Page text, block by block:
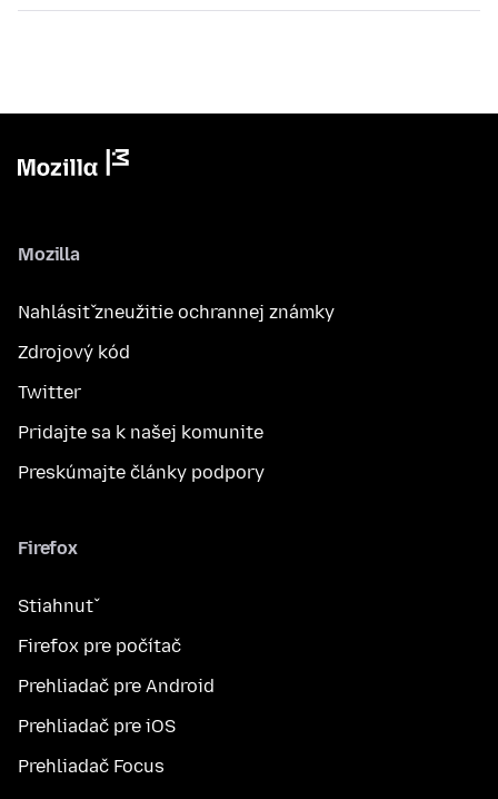
Mozilla
Nahlásiť zneužitie ochrannej známky
Zdrojový kód
Twitter
Pridajte sa k našej komunite
Preskúmajte články podpory
Firefox
Stiahnuť
Firefox pre počítač
Prehliadač pre Android
Prehliadač pre iOS
Prehliadač Focus